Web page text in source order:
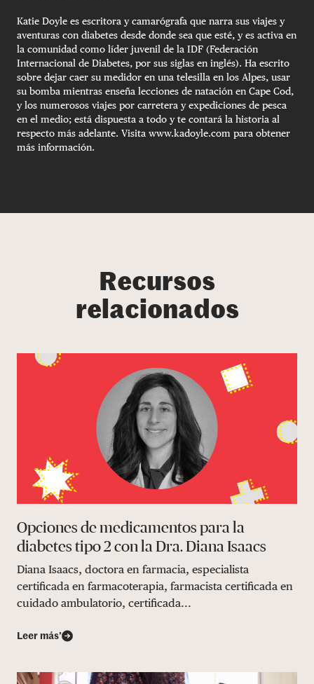
Katie Doyle es escritora y camarógrafa que narra sus viajes y
aventuras con diabetes desde donde sea que esté, y es activa en
la comunidad como líder juvenil de la IDF (Federación
Internacional de Diabetes, por sus siglas en inglés). Ha escrito
sobre dejar caer su medidor en una telesilla en los Alpes, usar
su bomba mientras enseña lecciones de natación en Cape Cod,
y los numerosos viajes por carretera y expediciones de pesca
en el medio; está dispuesta a todo y te contará la historia al
respecto más adelante. Visita www.kadoyle.com para obtener
más información.
Recursos
relacionados
Opciones de medicamentos para la
diabetes tipo 2 con la Dra. Diana Isaacs
Diana Isaacs, doctora en farmacia, especialista
certificada en farmacoterapia, farmacista certificada en
cuidado ambulatorio, certificada...
Leer más’